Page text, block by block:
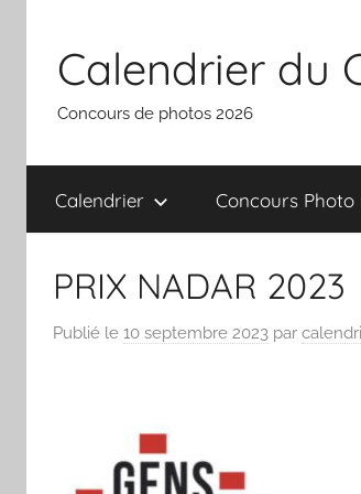
contenu
Calendrier du
Concours de photos 2026
Calendrier Concours
PRIX NADAR 2023
Publié le 10 septembre 2023 par